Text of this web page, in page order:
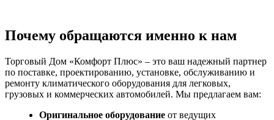
Почему обращаются именно к нам
Торговый Дом «Комфорт Плюс» – это ваш надежный партнер
по поставке, проектированию, установке, обслуживанию и
ремонту климатического оборудования для легковых,
грузовых и коммерческих автомобилей. Мы предлагаем вам:
Оригинальное оборудование от ведущих